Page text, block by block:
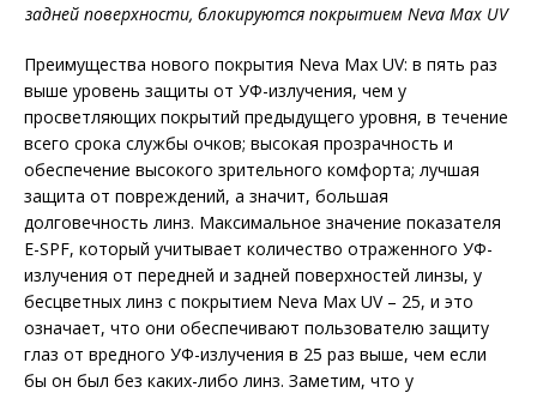
задней поверхности, блокируются покрытием Neva Max UV
Преимущества нового покрытия Neva Max UV: в пять раз
выше уровень защиты от УФ-излучения, чем у
просветляющих покрытий предыдущего уровня, в течение
всего срока службы очков; высокая прозрачность и
обеспечение высокого зрительного комфорта; лучшая
защита от повреждений, а значит, большая
долговечность линз. Максимальное значение показателя
E-SPF, который учитывает количество отраженного УФ-
излучения от передней и задней поверхностей линзы, у
бесцветных линз с покрытием Neva Max UV – 25, и это
означает, что они обеспечивают пользователю защиту
глаз от вредного УФ-излучения в 25 раз выше, чем если
бы он был без каких-либо линз. Заметим, что у